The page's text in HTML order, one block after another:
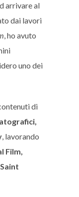
arrivare al
dai lavori
, ho avuto
uno dei
di
, lavorando
Film,